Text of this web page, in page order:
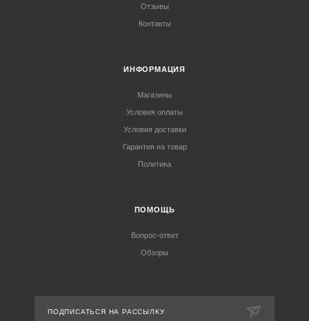
Отзывы
Контакты
ИНФОРМАЦИЯ
Магазины
Условия оплаты
Условия доставки
Гарантия на товар
Политика
ПОМОЩЬ
Вопрос-ответ
Обзоры
ПОДПИСАТЬСЯ НА РАССЫЛКУ